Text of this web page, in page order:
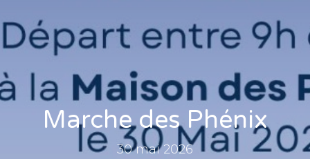
Marche des Phénix
30 mai 2026